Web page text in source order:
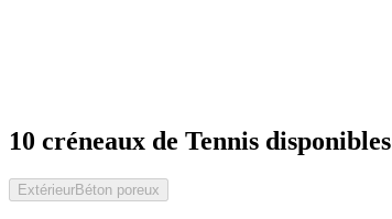
10 créneaux de Tennis disponibles
ExtérieurBéton poreux